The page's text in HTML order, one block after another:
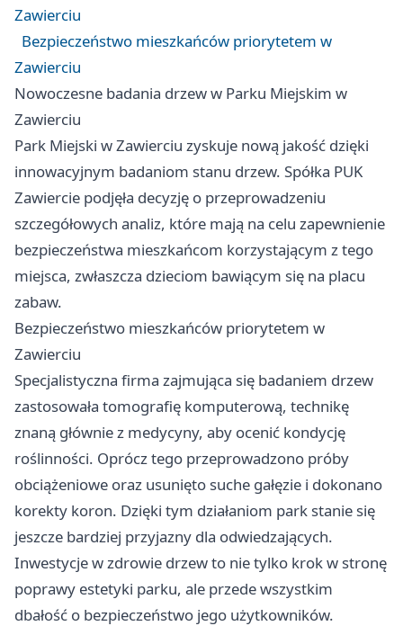
Zawierciu
Bezpieczeństwo mieszkańców priorytetem w
Zawierciu
Nowoczesne badania drzew w Parku Miejskim w
Zawierciu
Park Miejski w Zawierciu zyskuje nową jakość dzięki
innowacyjnym badaniom stanu drzew. Spółka PUK
Zawiercie podjęła decyzję o przeprowadzeniu
szczegółowych analiz, które mają na celu zapewnienie
bezpieczeństwa mieszkańcom korzystającym z tego
miejsca, zwłaszcza dzieciom bawiącym się na placu
zabaw.
Bezpieczeństwo mieszkańców priorytetem w
Zawierciu
Specjalistyczna firma zajmująca się badaniem drzew
zastosowała tomografię komputerową, technikę
znaną głównie z medycyny, aby ocenić kondycję
roślinności. Oprócz tego przeprowadzono próby
obciążeniowe oraz usunięto suche gałęzie i dokonano
korekty koron. Dzięki tym działaniom park stanie się
jeszcze bardziej przyjazny dla odwiedzających.
Inwestycje w zdrowie drzew to nie tylko krok w stronę
poprawy estetyki parku, ale przede wszystkim
dbałość o bezpieczeństwo jego użytkowników.